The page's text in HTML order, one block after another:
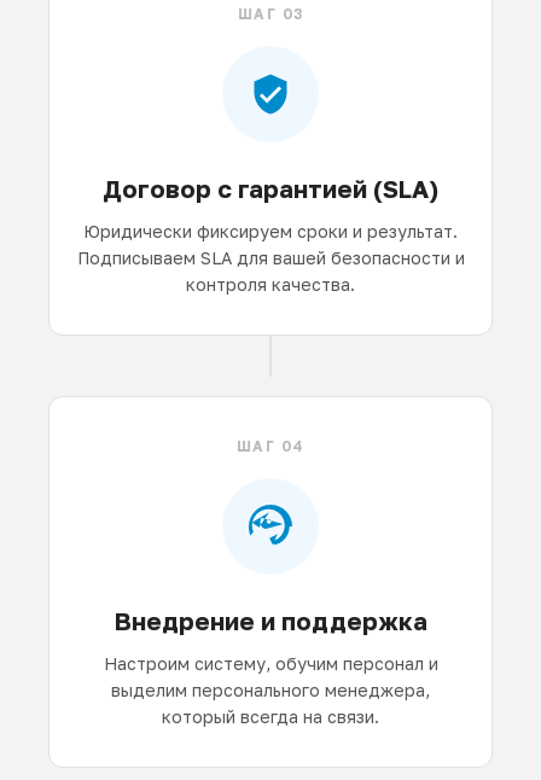
ШАГ 03
Договор с гарантией (SLA)
Юридически фиксируем сроки и результат.
Подписываем SLA для вашей безопасности и
контроля качества.
ШАГ 04
Внедрение и поддержка
Настроим систему, обучим персонал и
выделим персонального менеджера,
который всегда на связи.